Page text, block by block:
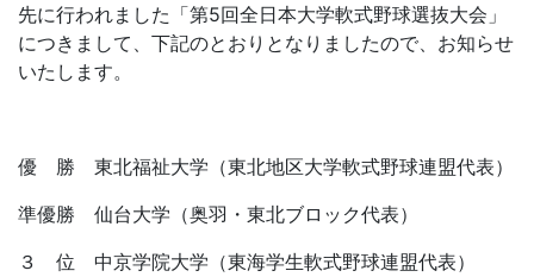
先に行われました「第5回全日本大学軟式野球選抜大会」
につきまして、下記のとおりとなりましたので、お知らせ
いたします。
優 勝 東北福祉大学（東北地区大学軟式野球連盟代表）
準優勝 仙台大学（奥羽・東北ブロック代表）
３ 位 中京学院大学（東海学生軟式野球連盟代表）